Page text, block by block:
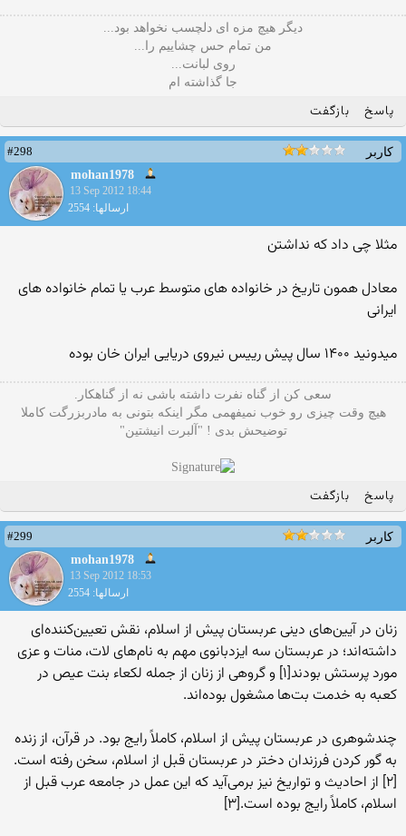
دیگر هیچ مزه ای دلچسب نخواهد بود...
من تمام حس چشاییم را...
روی لبانت...
جا گذاشته ام
پاسخ بازگفت
کاربر
#298
mohan1978
13 Sep 2012 18:44
ارسالها: 2554
مثلا چی داد که نداشتن
معادل همون تاریخ در خانواده های متوسط عرب یا تمام خانواده های
ایرانی
میدونید ۱۴۰۰ سال پیش رییس نیروی دریایی ایران خان بوده
سعی کن از گناه نفرت داشته باشی نه از گناهکار.
هیچ وقت چیزی رو خوب نمیفهمی مگر اینکه بتونی به مادربزرگت کاملا
توضیحش بدی ! "آلبرت انیشتین"
پاسخ بازگفت
کاربر
#299
mohan1978
13 Sep 2012 18:53
ارسالها: 2554
زنان در آیین‌های دینی عربستان پیش از اسلام، نقش تعیین‌کننده‌ای
داشته‌اند؛ در عربستان سه ایزدبانوی مهم به نام‌های لات، منات و عزی
مورد پرستش بودند[۱] و گروهی از زنان از جمله لکعاء بنت عیص در
کعبه به خدمت بت‌ها مشغول بوده‌اند.
چندشوهری در عربستان پیش از اسلام، کاملاً رایج بود. در قرآن، از زنده
به گور کردن فرزندان دختر در عربستان قبل از اسلام، سخن رفته است.
[۲] از احادیث و تواریخ نیز برمی‌آید که این عمل در جامعه عرب قبل از
اسلام، کاملاً رایج بوده است.[۳]